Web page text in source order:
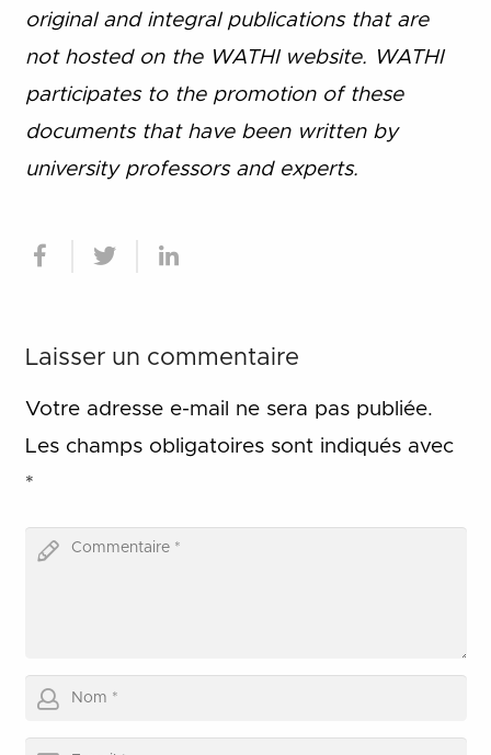
original and integral publications that are
not hosted on the WATHI website. WATHI
participates to the promotion of these
documents that have been written by
university professors and experts.
Laisser un commentaire
Votre adresse e-mail ne sera pas publiée.
Les champs obligatoires sont indiqués avec
*